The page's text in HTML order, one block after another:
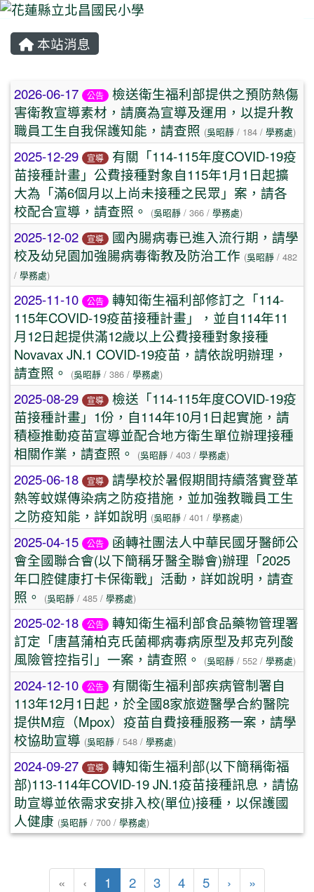
本站消息
文章列表
2026-06-17 公告
檢送衛生福利部提供之預防熱傷
害衛教宣導素材，請廣為宣導及運用，以提升教
職員工生自我保護知能，請查照 (吳昭靜 / 184 / 學務處)
2025-12-29 宣導
有關「114-115年度COVID-19疫
苗接種計畫」公費接種對象自115年1月1日起擴
大為「滿6個月以上尚未接種之民眾」案，請各
校配合宣導，請查照。
(吳昭靜 / 366 / 學務處)
2025-12-02 宣導
國內腸病毒已進入流行期，請學
校及幼兒園加強腸病毒衛教及防治工作 (吳昭靜 / 482
/ 學務處)
2025-11-10 公告
轉知衛生福利部修訂之「114-
115年COVID-19疫苗接種計畫」，並自114年11
月12日起提供滿12歲以上公費接種對象接種
Novavax JN.1 COVID-19疫苗，請依說明辦理，
請查照。
(吳昭靜 / 386 / 學務處)
2025-08-29 宣導
檢送「114-115年度COVID-19疫
苗接種計畫」1份，自114年10月1日起實施，請
積極推動疫苗宣導並配合地方衛生單位辦理接種
相關作業，請查照。
(吳昭靜 / 403 / 學務處)
2025-06-18 宣導
請學校於暑假期間持續落實登革
熱等蚊媒傳染病之防疫措施，並加強教職員工生
之防疫知能，詳如說明 (吳昭靜 / 401 / 學務處)
2025-04-15 公告
函轉社團法人中華民國牙醫師公
會全國聯合會(以下簡稱牙醫全聯會)辦理「2025
年口腔健康打卡保衛戰」活動，詳如說明，請查
照。
(吳昭靜 / 485 / 學務處)
2025-02-18 公告
轉知衛生福利部食品藥物管理署
訂定「唐菖蒲柏克氏菌椰病毒病原型及邦克列酸
風險管控指引」一案，請查照。
(吳昭靜 / 552 / 學務處)
2024-12-10 公告
有關衛生福利部疾病管制署自
113年12月1日起，於全國8家旅遊醫學合約醫院
提供M痘（Mpox）疫苗自費接種服務一案，請學
校協助宣導 (吳昭靜 / 548 / 學務處)
2024-09-27 宣導
轉知衛生福利部(以下簡稱衛福
部)113-114年COVID-19 JN.1疫苗接種訊息，請協
助宣導並依需求安排入校(單位)接種，以保護國
人健康 (吳昭靜 / 700 / 學務處)
« ‹ 1 (目前頁次)
2 3 4 5 › 下一頁
»